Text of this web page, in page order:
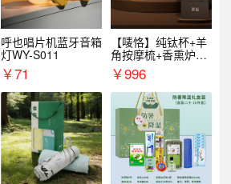
呼也唱片机蓝牙音箱
灯WY-S011
￥71
【唛恪】纯钛杯+羊
角按摩梳+香熏炉
+气垫梳
￥996